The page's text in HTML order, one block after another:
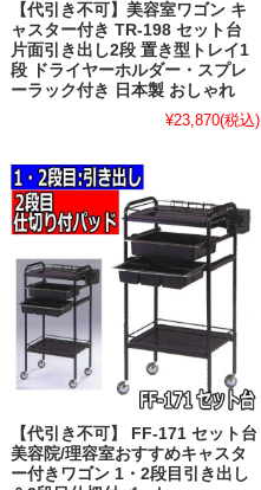
【代引き不可】美容室ワゴン キ
ャスター付き TR-198 セット台
片面引き出し2段 置き型トレイ1
段 ドライヤーホルダー・スプレ
ーラック付き 日本製 おしゃれ
¥23,870(税込)
【代引き不可】 FF-171 セット台
美容院/理容室おすすめキャスタ
ー付きワゴン 1・2段目引き出し